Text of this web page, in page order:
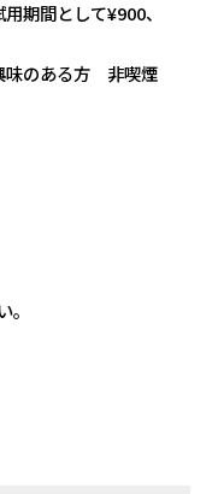
期間として¥900、
味のある方 非喫煙